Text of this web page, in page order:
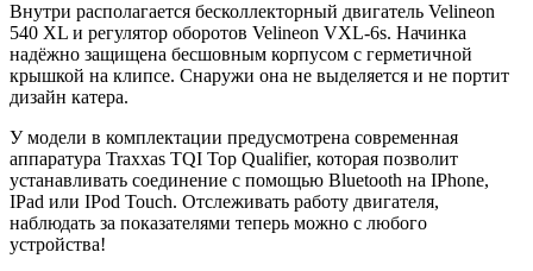
Внутри располагается бесколлекторный двигатель Velineon
540 XL и регулятор оборотов Velineon VXL-6s. Начинка
надёжно защищена бесшовным корпусом с герметичной
крышкой на клипсе. Снаружи она не выделяется и не портит
дизайн катера.
У модели в комплектации предусмотрена современная
аппаратура Traxxas TQI Top Qualifier, которая позволит
устанавливать соединение с помощью Bluetooth на IPhone,
IPad или IPod Touch. Отслеживать работу двигателя,
наблюдать за показателями теперь можно с любого
устройства!